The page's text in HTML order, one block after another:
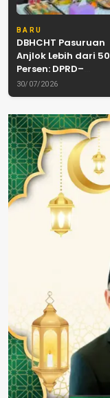
BARU
DBHCHT Pasuruan
Anjlok Lebih dari 50
Persen: DPRD–
Pemkab–Bea Cukai
Perkuat Perang
Rokok Ilegal
30/07/2026